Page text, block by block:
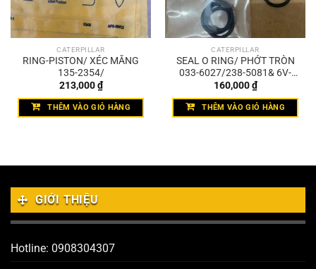
CATERPILLAR
RING-PISTON/ XÉC MĂNG
135-2354/
213,000₫
THÊM VÀO GIỎ HÀNG
CATERPILLAR
SEAL O RING/ PHỚT TRÒN
033-6027/238-5081& 6V-
4589
160,000₫
THÊM VÀO GIỎ HÀNG
GIỚI THIỆU
Hotline: 0908304307